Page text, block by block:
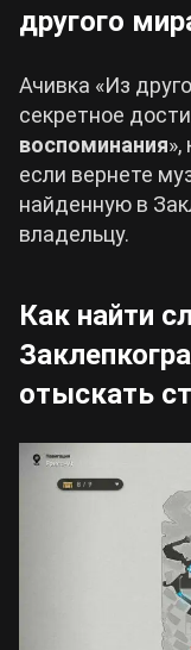
другого
Ачивка «Из
секретное
воспоминания
если вернете
найденную в
владельцу.
Как найти
отыскать